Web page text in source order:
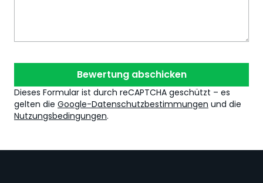
Bewertung abschicken
Dieses Formular ist durch reCAPTCHA geschützt – es
gelten die Google-Datenschutzbestimmungen und die
Nutzungsbedingungen.